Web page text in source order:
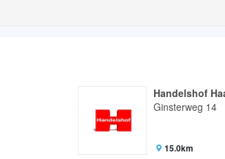
Handelshof
Ginsterweg 14
15.0km